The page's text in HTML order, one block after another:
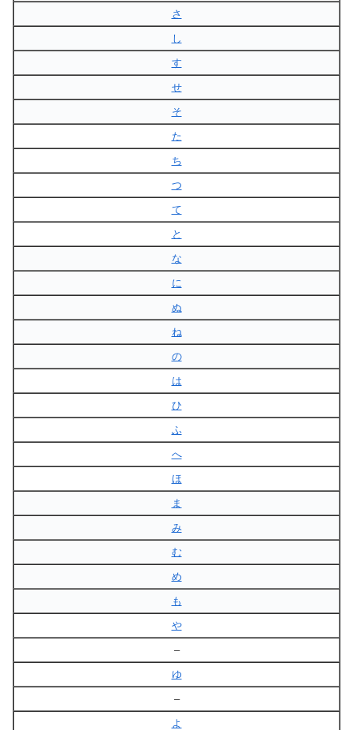
さ
し
す
せ
そ
た
ち
つ
て
と
な
に
ぬ
ね
の
は
ひ
ふ
へ
ほ
ま
み
む
め
も
や
–
ゆ
–
よ